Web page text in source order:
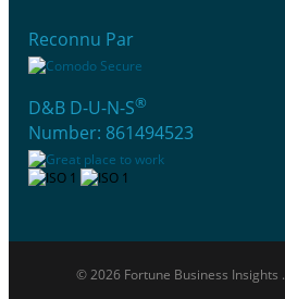
Reconnu Par
D&B D-U-N-S®
Number: 861494523
© 2026 Fortune Business Insights